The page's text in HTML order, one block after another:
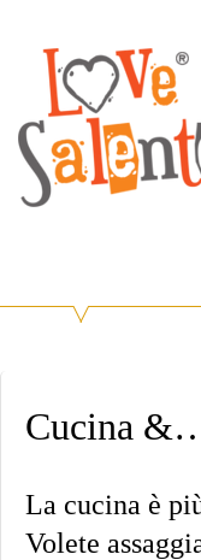
Cucina
La cucina è
Volete